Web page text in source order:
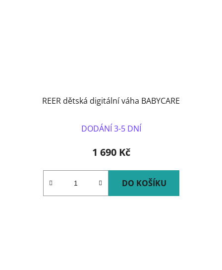
REER dětská digitální váha BABYCARE
DODÁNÍ 3-5 DNÍ
1 690 Kč
DO KOŠÍKU